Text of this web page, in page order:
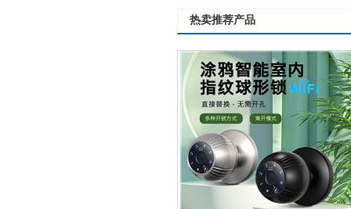
热卖推荐产品